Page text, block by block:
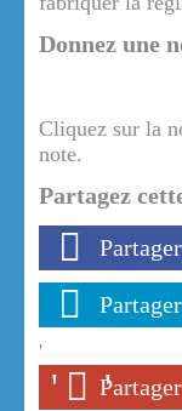
Donnez une
Cliquez sur la
note.
Partagez
'
' '